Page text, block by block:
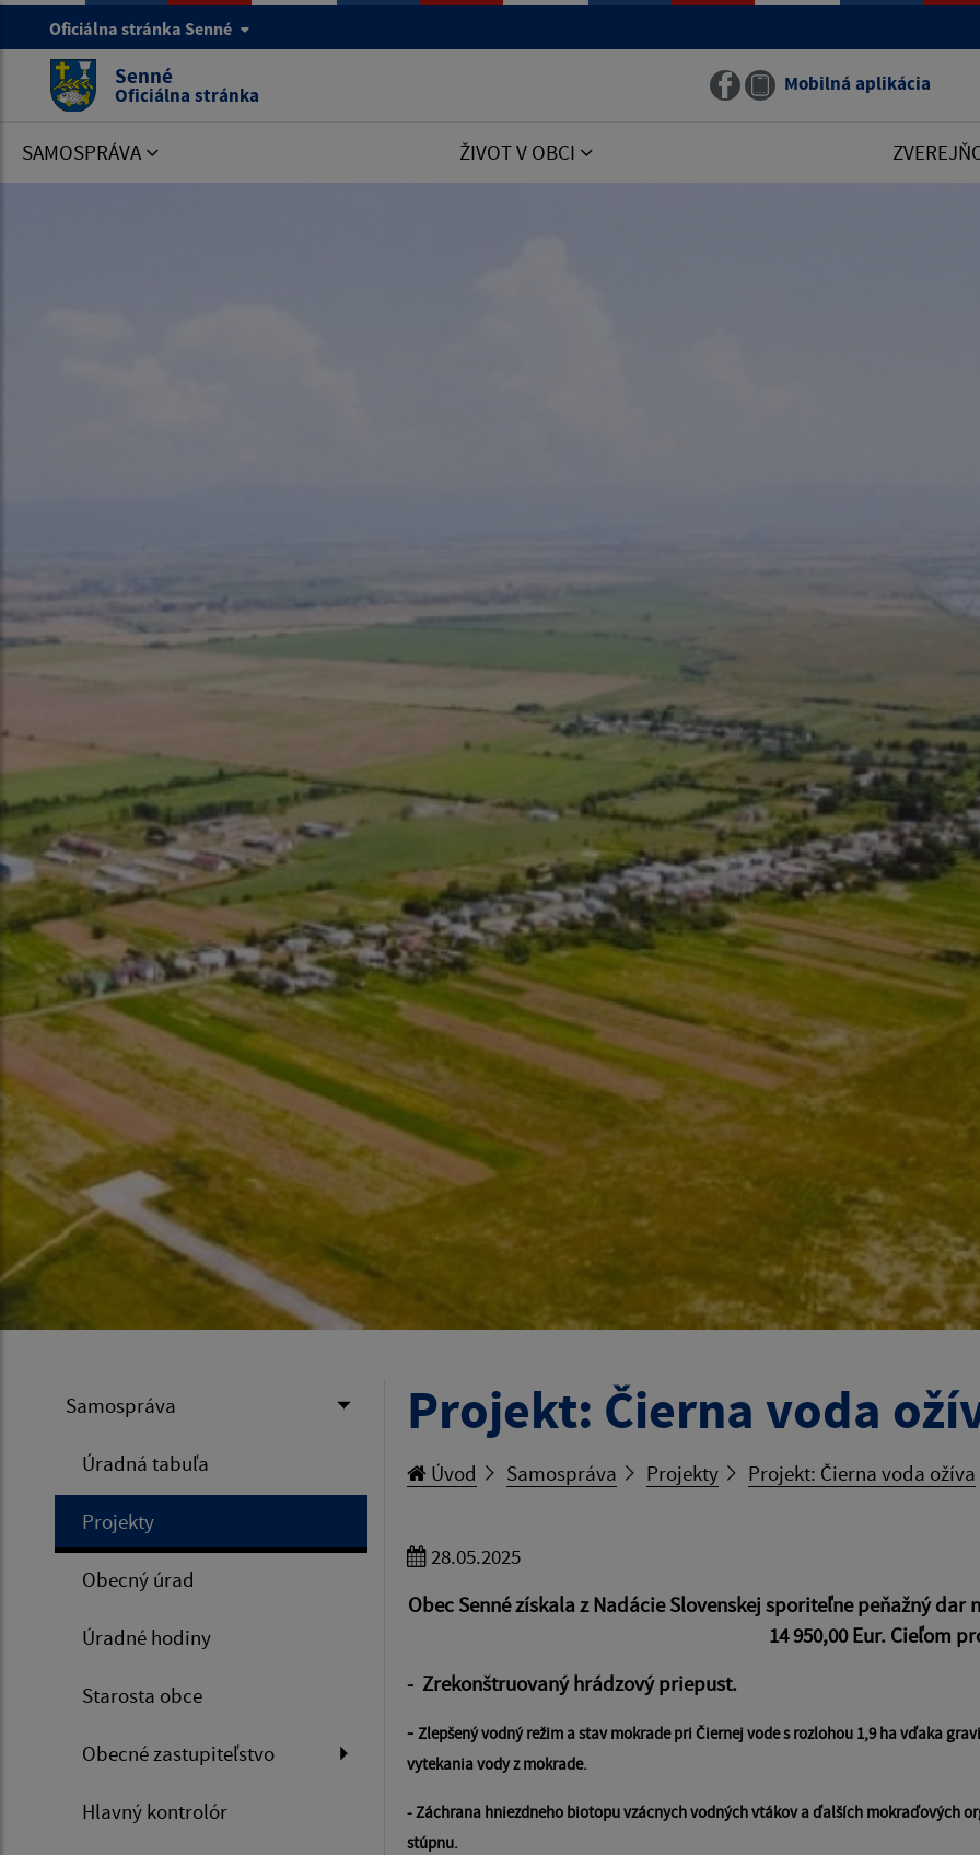
Oficiálna stránka Senné
Senné
Oficiálna stránka Mobilná aplikácia
SAMOSPRÁVA ŽIVOT V OBCI
Samospráva
Úradná tabuľa
Projekty
Obecný úrad
Úradné hodiny
Starosta obce
Obecné zastupiteľstvo
Hlavný kontrolór
Projekt: Čierna voda
Úvod Samospráva Projekty Projekt: Čierna voda ožíva
28.05.2025
Obec Senné získala z Nadácie Slovenskej sporiteľne peňažný
14 950,00 Eur. Cieľom
- Zrekonštruovaný hrádzový priepust.
- Zlepšený vodný režim a stav mokrade pri Čiernej vode s rozlohou 1,9 ha vďaka
vytekania vodyz mokrade.
- Záchrana hniezdneho biotopu vzácnych vodných vtákov a ďalších mokraďových
stúpnu.